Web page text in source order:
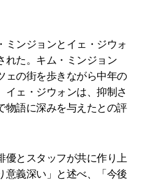
ミンジョンとイェ・ジウォ
れた。キム・ミンジョン
ェの街を歩きながら中年の
イェ・ジウォンは、抑制さ
物語に深みを与えたとの評
優とスタッフが共に作り上
意義深い」と述べ、「今後